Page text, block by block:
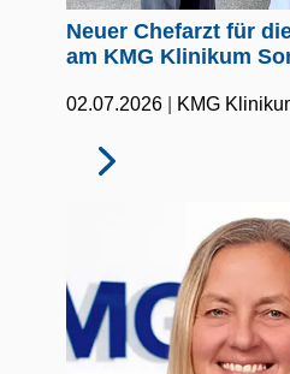
Neuer Chefarzt für
am KMG Klinikum
02.07.2026 | KMG